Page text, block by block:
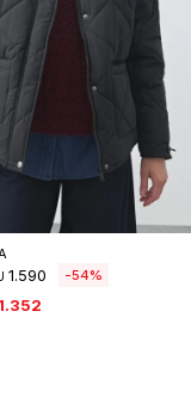
talle
1.590 54
1.352